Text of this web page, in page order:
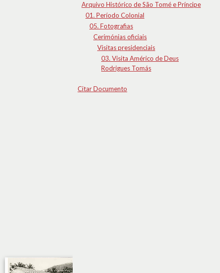
Arquivo Histórico de São Tomé e Príncipe
01. Período Colonial
05. Fotografias
Cerimónias oficiais
Visitas presidenciais
03. Visita Américo de Deus
Rodrigues Tomás
Citar Documento